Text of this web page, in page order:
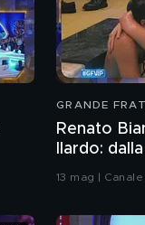
GRANDE
Renato
Ilardo:
13 mag | Canale